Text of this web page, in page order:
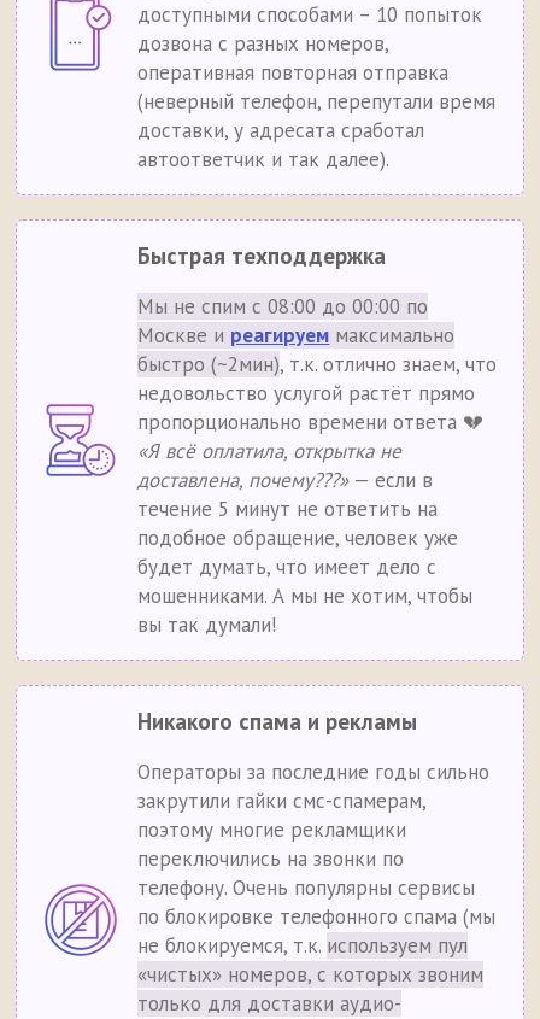
доступными способами – 10 попыток
дозвона с разных номеров,
оперативная повторная отправка
(неверный телефон, перепутали время
доставки, у адресата сработал
автоответчик и так далее).
Быстрая техподдержка
Мы не спим с 08:00 до 00:00 по
Москве и реагируем максимально
быстро (~2мин), т.к. отлично знаем, что
недовольство услугой растёт прямо
пропорционально времени ответа 💔
«Я всё оплатила, открытка не
доставлена, почему???»— если в
течение 5 минут не ответить на
подобное обращение, человек уже
будет думать, что имеет дело с
мошенниками. А мы не хотим, чтобы
вы так думали!
Никакого спама и рекламы
Операторы за последние годы сильно
закрутили гайки смс-спамерам,
поэтому многие рекламщики
переключились на звонки по
телефону. Очень популярны сервисы
по блокировке телефонного спама (мы
не блокируемся, т.к. используем пул
«чистых» номеров, с которых звоним
только для доставки аудио-